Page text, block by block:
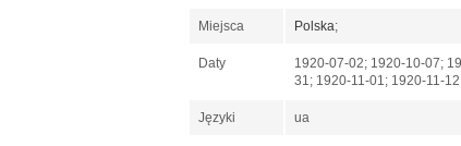
Miejsca Polska;
Daty
1920-07-02; 1920-10-07;
31; 1920-11-01; 1920-11-
Języki ua